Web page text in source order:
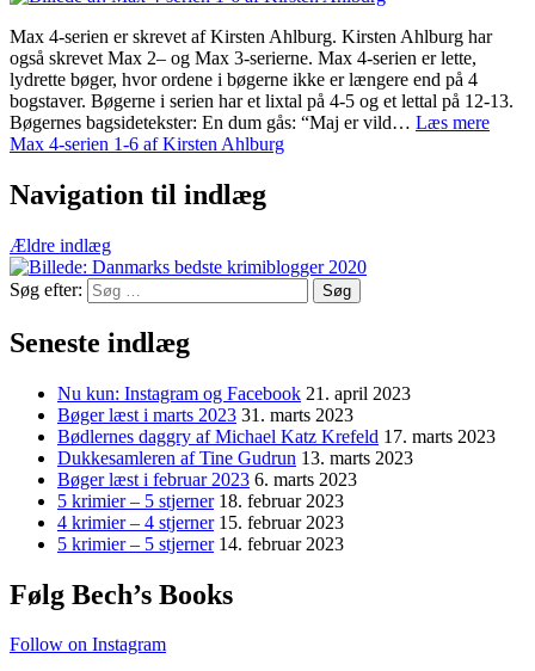
Max 4-serien er skrevet af Kirsten Ahlburg. Kirsten Ahlburg har
også skrevet Max 2– og Max 3-serierne. Max 4-serien er lette,
lydrette bøger, hvor ordene i bøgerne ikke er længere end på 4
bogstaver. Bøgerne i serien har et lixtal på 4-5 og et lettal på 12-13.
Bøgernes bagsidetekster: En dum gås: “Maj er vild… Læs mere
Max 4-serien 1-6 af Kirsten Ahlburg
Navigation til indlæg
Ældre indlæg
Søg efter:
Seneste indlæg
Nu kun: Instagram og Facebook 21. april 2023
Bøger læst i marts 2023 31. marts 2023
Bødlernes daggry af Michael Katz Krefeld 17. marts 2023
Dukkesamleren af Tine Gudrun 13. marts 2023
Bøger læst i februar 2023 6. marts 2023
5 krimier – 5 stjerner 18. februar 2023
4 krimier – 4 stjerner 15. februar 2023
5 krimier – 5 stjerner 14. februar 2023
Følg Bech’s Books
Follow on Instagram